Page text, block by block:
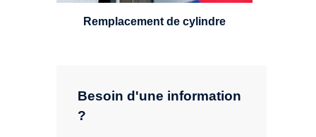
Besoin d'une information
?
Remplacement de cylindre